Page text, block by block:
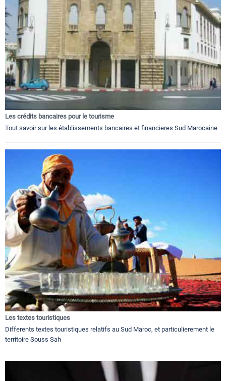
Les crédits bancaires pour le tourisme
Tout savoir sur les établissements bancaires et financieres Sud Marocaine
Les textes touristiques
Differents textes touristiques relatifs au Sud Maroc, et particulierement le
territoire Souss Sah